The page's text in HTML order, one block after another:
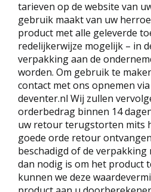
tarieven op de website van
gebruik maakt van uw
product met alle geleverde
redelijkerwijze mogelijk – in
verpakking aan de
worden. Om gebruik te
contact met ons opnemen
deventer.nl Wij zullen
orderbedrag binnen 14
uw retour terugstorten mits
goede orde retour
beschadigd of de verpakking
dan nodig is om het product
kunnen we deze